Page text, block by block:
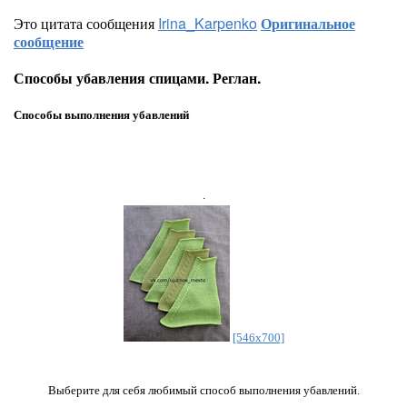
Это цитата сообщения Irina_KarpenkoОригинальное
сообщение
Способы убавления спицами. Реглан.
Способы выполнения убавлений
.
[546x700]
Выберите для себя любимый способ выполнения убавлений.